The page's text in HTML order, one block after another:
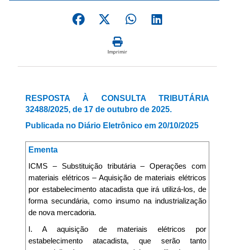
Imprimir
RESPOSTA À CONSULTA TRIBUTÁRIA
32488/2025, de 17 de outubro de 2025.
Publicada no Diário Eletrônico em 20/10/2025
Ementa
ICMS – Substituição tributária – Operações com
materiais elétricos – Aquisição de materiais elétricos
por estabelecimento atacadista que irá utilizá-los, de
forma secundária, como insumo na industrialização
de nova mercadoria.
I. A aquisição de materiais elétricos por
estabelecimento atacadista, que serão tanto